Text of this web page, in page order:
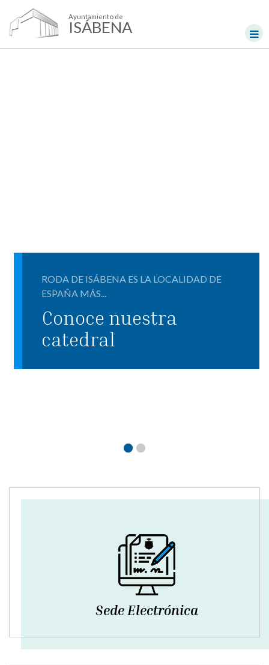
Ayuntamiento de
ISÁBENA
RODA DE ISÁBENA ES LA LOCALIDAD DE
ESPAÑA MÁS...
Conoce nuestra
catedral
Sede Electrónica